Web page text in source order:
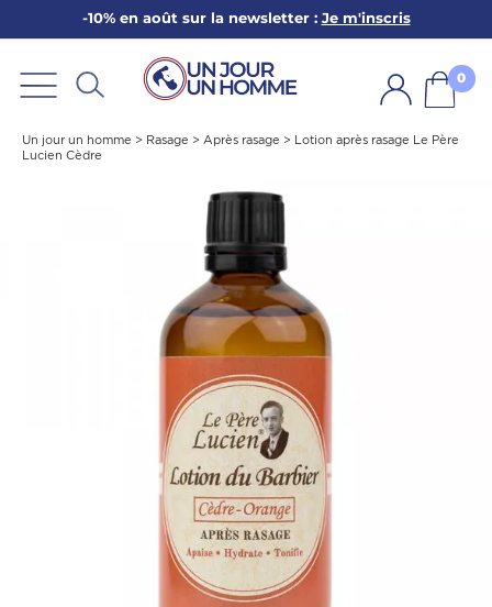
-10% en août sur la newsletter : Je m'inscris
0
Un jour un homme > Rasage > Après rasage > Lotion après rasage Le Père
Lucien Cèdre